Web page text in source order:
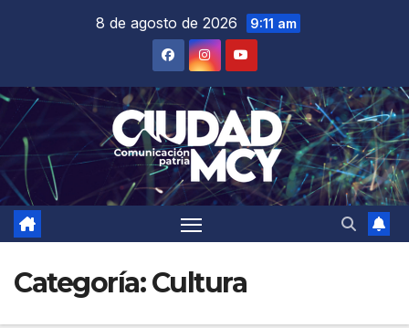
8 de agosto de 2026 9:11 am
Categoría:Cultura